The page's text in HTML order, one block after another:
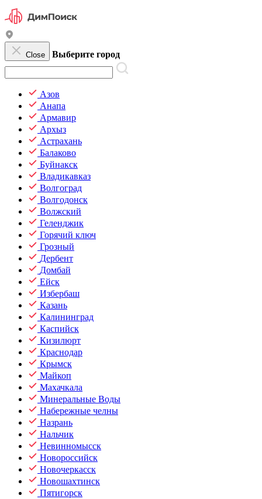
Close Выберите город
Азов
Анапа
Армавир
Архыз
Астрахань
Балаково
Буйнакск
Владикавказ
Волгоград
Волгодонск
Волжский
Геленджик
Горячий ключ
Грозный
Дербент
Домбай
Ейск
Избербаш
Казань
Калининград
Каспийск
Кизилюрт
Краснодар
Крымск
Майкоп
Махачкала
Минеральные Воды
Набережные челны
Назрань
Нальчик
Невинномысск
Новороссийск
Новочеркасск
Новошахтинск
Пятигорск